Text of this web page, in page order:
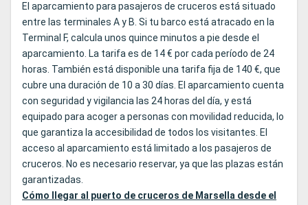
El aparcamiento para pasajeros de cruceros está situado
entre las terminales A y B. Si tu barco está atracado en la
Terminal F, calcula unos quince minutos a pie desde el
aparcamiento. La tarifa es de 14 € por cada período de 24
horas. También está disponible una tarifa fija de 140 €, que
cubre una duración de 10 a 30 días. El aparcamiento cuenta
con seguridad y vigilancia las 24 horas del día, y está
equipado para acoger a personas con movilidad reducida, lo
que garantiza la accesibilidad de todos los visitantes. El
acceso al aparcamiento está limitado a los pasajeros de
cruceros. No es necesario reservar, ya que las plazas están
garantizadas.
Cómo llegar al puerto de cruceros de Marsella desde el